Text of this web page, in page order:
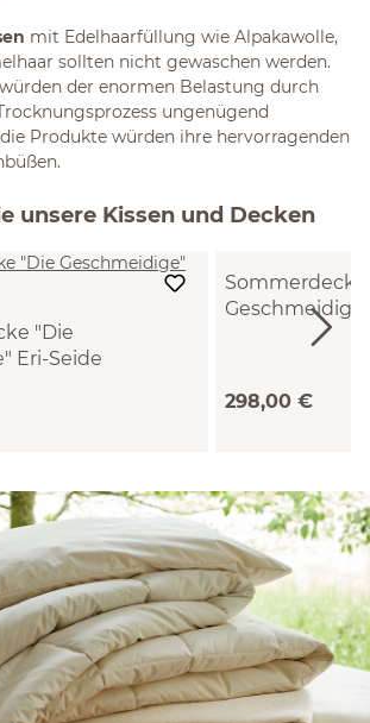
mit Edelhaarfüllung wie Alpakawolle,
sollten nicht gewaschen werden.
der enormen Belastung durch
ungenügend
Produkte würden ihre hervorragenden
unsere Kissen und Decken
"Die
Eri-Seide
Sommerdecke
(140 x 200 cm)
298,00 €